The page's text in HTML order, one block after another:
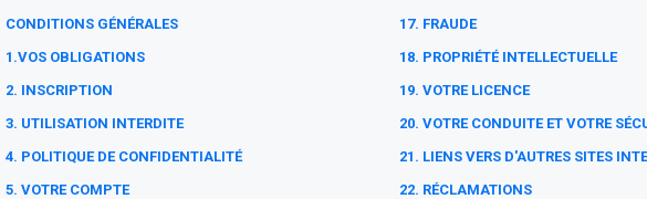
CONDITIONS GÉNÉRALES
1.VOS OBLIGATIONS
2. INSCRIPTION
3. UTILISATION INTERDITE
4. POLITIQUE DE CONFIDENTIALITÉ
5. VOTRE COMPTE
17. FRAUDE
18. PROPRIÉTÉ INTELLECTUELLE
19. VOTRE LICENCE
20. VOTRE CONDUITE ET VOTRE
21. LIENS VERS D'AUTRES SITES
22. RÉCLAMATIONS